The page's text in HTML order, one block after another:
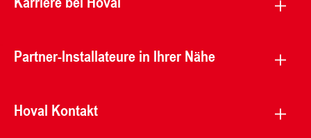
Partner-Installateure in Ihrer Nähe
Hoval Kontakt